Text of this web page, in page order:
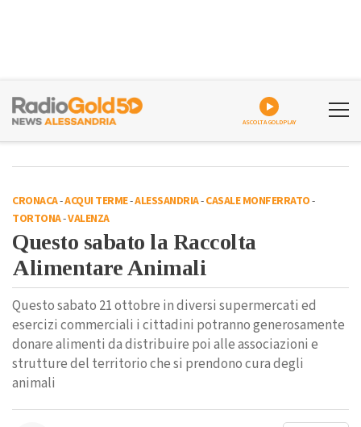
ASCOLTA GOLDPLAY
CRONACA-ACQUI TERME-ALESSANDRIA-CASALE MONFERRATO-
TORTONA-VALENZA
Questo sabato la Raccolta
Alimentare Animali
Questo sabato 21 ottobre in diversi supermercati ed
esercizi commerciali i cittadini potranno generosamente
donare alimenti da distribuire poi alle associazioni e
strutture del territorio che si prendono cura degli
animali